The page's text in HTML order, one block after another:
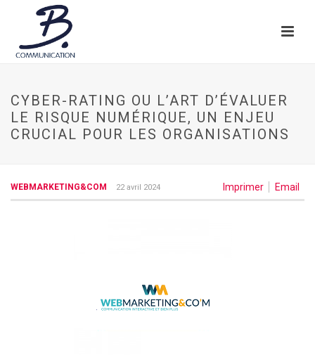
CYBER-RATING OU L’ART D’ÉVALUER
LE RISQUE NUMÉRIQUE, UN ENJEU
CRUCIAL POUR LES ORGANISATIONS
Imprimer Email
WEBMARKETING&COM 22 avril 2024